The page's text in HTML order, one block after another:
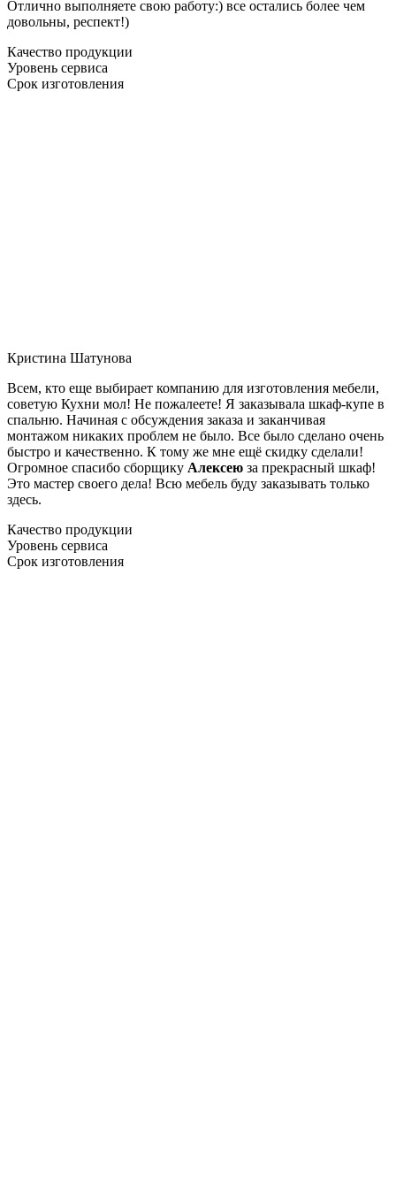
Отлично выполняете свою работу:) все остались более чем
довольны, респект!)
Качество продукции
Уровень сервиса
Срок изготовления
Кристина Шатунова
Всем, кто еще выбирает компанию для изготовления мебели,
советую Кухни мол! Не пожалеете! Я заказывала шкаф-купе в
спальню. Начиная с обсуждения заказа и заканчивая
монтажом никаких проблем не было. Все было сделано очень
быстро и качественно. К тому же мне ещё скидку сделали!
Огромное спасибо сборщику Алексею за прекрасный шкаф!
Это мастер своего дела! Всю мебель буду заказывать только
здесь.
Качество продукции
Уровень сервиса
Срок изготовления